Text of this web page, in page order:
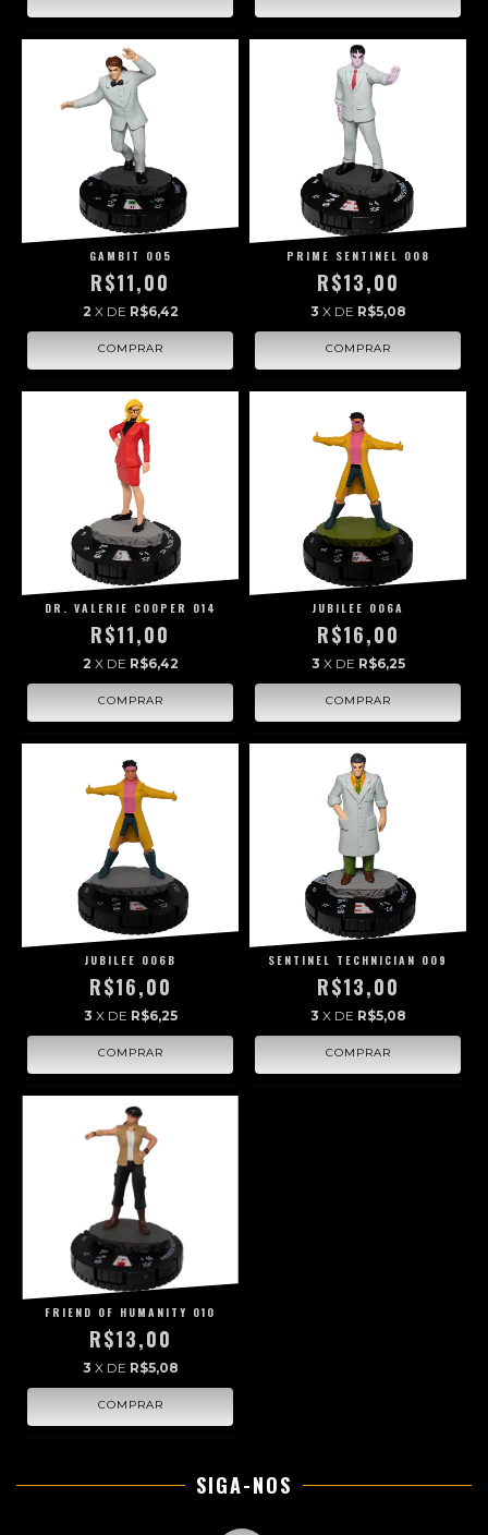
GAMBIT 005
R$11,00
2 X DE R$6,42
PRIME SENTINEL 008
R$13,00
3 X DE R$5,08
DR. VALERIE COOPER 014
R$11,00
2 X DE R$6,42
JUBILEE 006A
R$16,00
3 X DE R$6,25
JUBILEE 006B
R$16,00
3 X DE R$6,25
SENTINEL TECHNICIAN 009
R$13,00
3 X DE R$5,08
FRIEND OF HUMANITY 010
R$13,00
3 X DE R$5,08
SIGA-NOS